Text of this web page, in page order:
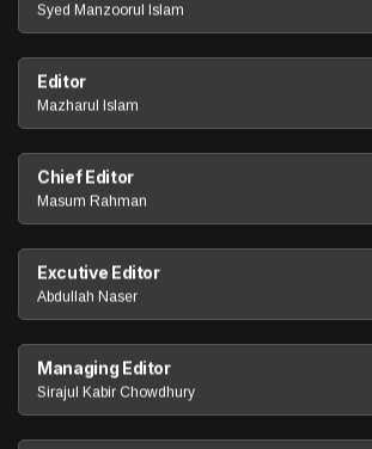
Syed Manzoorul Islam
Editor
Mazharul Islam
Chief Editor
Masum Rahman
Excutive Editor
Abdullah Naser
Managing Editor
Sirajul Kabir Chowdhury